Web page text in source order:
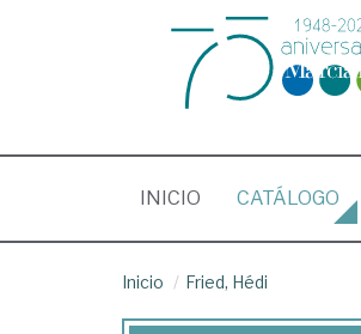
INICIO (CURRENT)
CATÁLOGO
Inicio Fried, Hédi